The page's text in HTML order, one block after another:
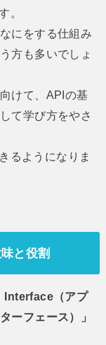
。
にをする仕組み
方も多いでしょ
けて、APIの基
て学び方をやさ
るようになりま
と役割
Interface（アプ
ーフェース）」